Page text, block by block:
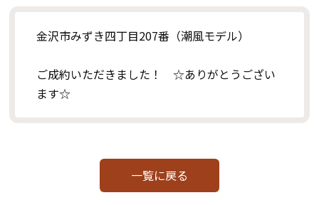
金沢市みずき四丁目207番（潮風モデル）
ご成約いただきました！ ☆ありがとうござい
ます☆
一覧に戻る